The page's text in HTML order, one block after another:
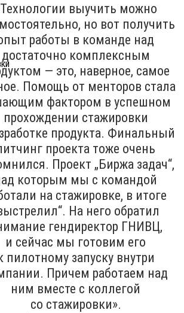
выучить можно
но вот получить
работы в команде над
достаточно комплексным
— это, наверное, самое
Помощь от менторов стала
фактором в успешном
прохождении стажировки
продукта. Финальный
проекта тоже очень
Проект „Биржа задач“,
которым мы с командой
на стажировке, в итоге
На него обратил
гендиректор ГНИВЦ,
и сейчас мы готовим его
пилотному запуску внутри
Причем работаем над
ним вместе с коллегой
со стажировки».